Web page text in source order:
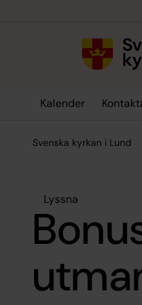
Kalender
Svenska kyrkan i Lund
Lyssna